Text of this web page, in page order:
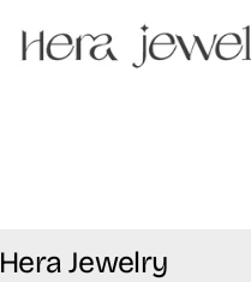
Hera Jewelry